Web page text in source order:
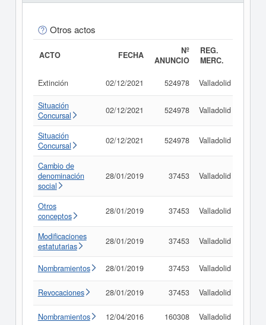
Otros actos
ACTO FECHA
Nº
ANUNCIO
REG.
MERC.
Extinción 02/12/2021 524978 Valladolid
Situación
Concursal
02/12/2021 524978 Valladolid
Situación
Concursal
02/12/2021 524978 Valladolid
Cambio de
denominación
social
28/01/2019 37453 Valladolid
Otros
conceptos
28/01/2019 37453 Valladolid
Modificaciones
estatutarias
28/01/2019 37453 Valladolid
Nombramientos 28/01/2019 37453 Valladolid
Revocaciones 28/01/2019 37453 Valladolid
Nombramientos 12/04/2016 160308 Valladolid